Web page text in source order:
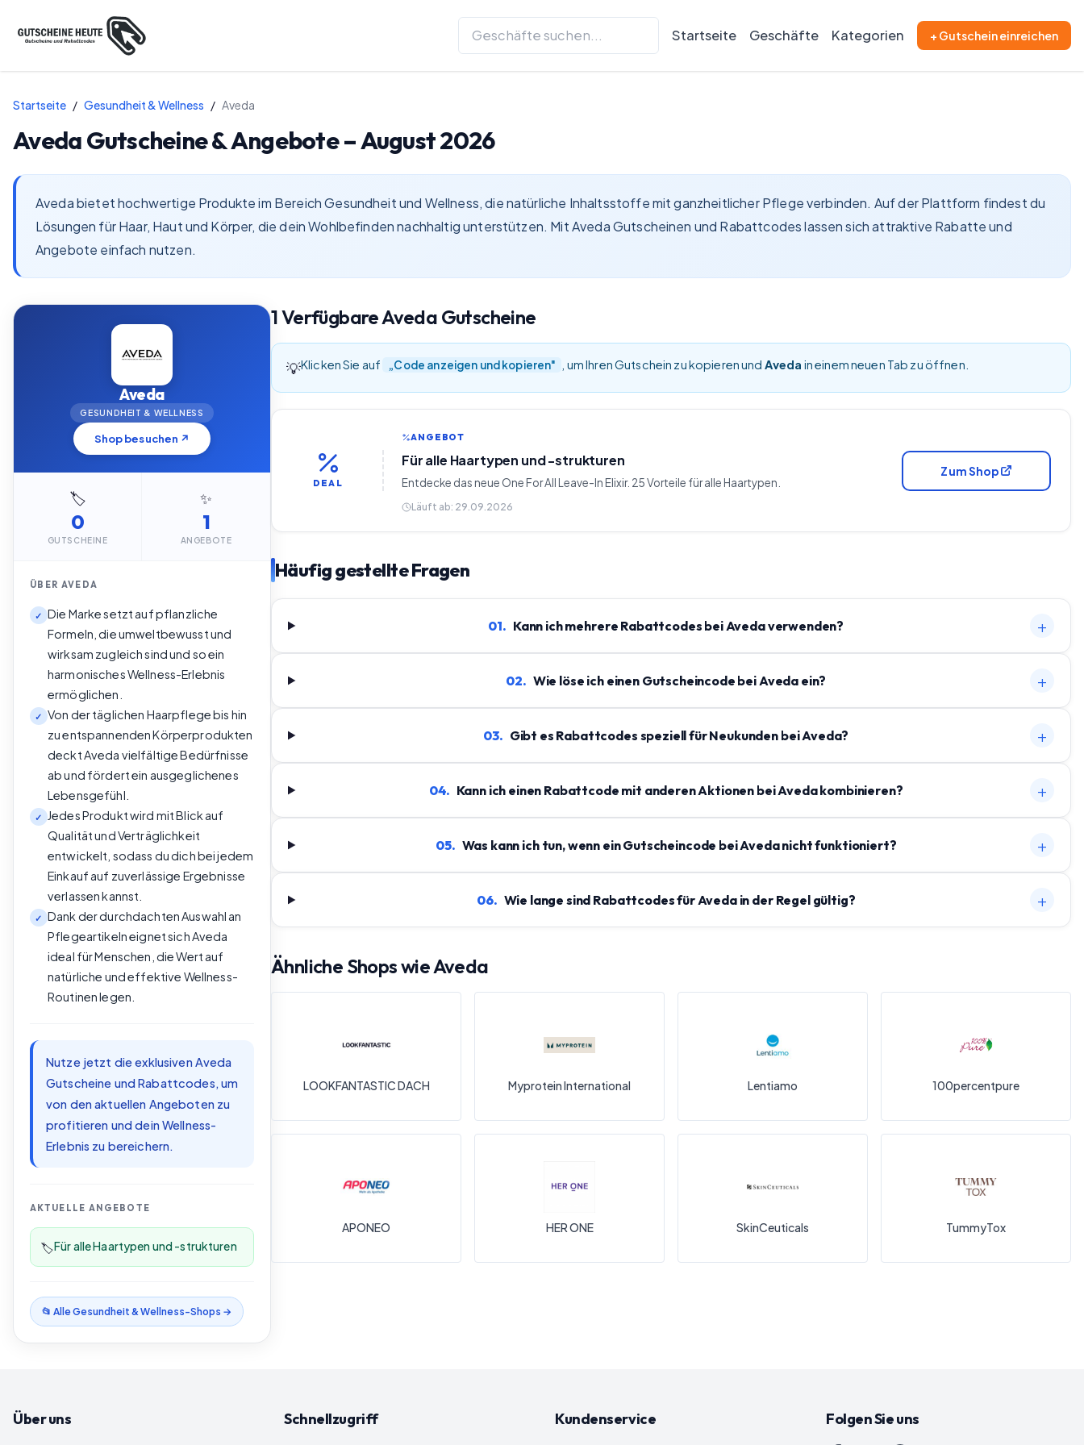
Startseite Geschäfte Kategorien + Gutschein einreichen
Startseite / Gesundheit & Wellness / Aveda
AvedaGutscheine & Angebote –August 2026
Aveda bietet hochwertige Produkte im Bereich Gesundheit und Wellness, die natürliche Inhaltsstoffe mit ganzheitlicher Pflege verbinden. Auf der Plattform findest du
Lösungen für Haar, Haut und Körper, die dein Wohlbefinden nachhaltig unterstützen. Mit Aveda Gutscheinen und Rabattcodes lassen sich attraktive Rabatte und
Angebote einfach nutzen.
Aveda
GESUNDHEIT & WELLNESS
Shop besuchen ↗
🏷️
0
GUTSCHEINE
✨
1
ANGEBOTE
ÜBER AVEDA
✓
Die Marke setzt auf pflanzliche
Formeln, die umweltbewusst und
wirksam zugleich sind und so ein
harmonisches Wellness-Erlebnis
ermöglichen.
✓
Von der täglichen Haarpflege bis hin
zu entspannenden Körperprodukten
deckt Aveda vielfältige Bedürfnisse
ab und fördert ein ausgeglichenes
Lebensgefühl.
✓
Jedes Produkt wird mit Blick auf
Qualität und Verträglichkeit
entwickelt, sodass du dich bei jedem
Einkauf auf zuverlässige Ergebnisse
verlassen kannst.
✓
Dank der durchdachten Auswahl an
Pflegeartikeln eignet sich Aveda
ideal für Menschen, die Wert auf
natürliche und effektive Wellness-
Routinen legen.
Nutze jetzt die exklusiven Aveda
Gutscheine und Rabattcodes, um
von den aktuellen Angeboten zu
profitieren und dein Wellness-
Erlebnis zu bereichern.
AKTUELLE ANGEBOTE
🏷️Für alle Haartypen und -strukturen
📂 AlleGesundheit & Wellness-Shops →
1VerfügbareAveda Gutscheine
💡Klicken Sie auf „Code anzeigen und kopieren" , um Ihren Gutschein zu kopieren und Aveda in einem neuen Tab zu öffnen.
DEAL
ANGEBOT
Für alle Haartypen und -strukturen
Entdecke das neue One For All Leave-In Elixir. 25 Vorteile für alle Haartypen.
Läuft ab: 29.09.2026
Zum Shop
Häufig gestellte Fragen
01. Kann ich mehrere Rabattcodes bei Aveda verwenden? +
02. Wie löse ich einen Gutscheincode bei Aveda ein? +
03. Gibt es Rabattcodes speziell für Neukunden bei Aveda? +
04. Kann ich einen Rabattcode mit anderen Aktionen bei Aveda kombinieren? +
05. Was kann ich tun, wenn ein Gutscheincode bei Aveda nicht funktioniert? +
06. Wie lange sind Rabattcodes für Aveda in der Regel gültig? +
Ähnliche Shops wieAveda
LOOKFANTASTIC DACH Myprotein International Lentiamo 100percentpure
APONEO HER ONE SkinCeuticals TummyTox
Über uns Schnellzugriff Kundenservice Folgen Sie uns